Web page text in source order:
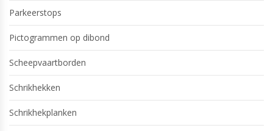
Parkeerstops
Pictogrammen op dibond
Scheepvaartborden
Schrikhekken
Schrikhekplanken